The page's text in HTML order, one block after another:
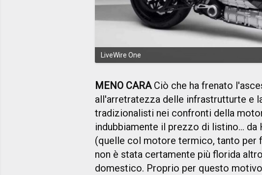
LiveWire One
MENO CARA Ciò che ha frenato
all'arretratezza delle infrastrutturte e
tradizionalisti nei confronti della
indubbiamente il prezzo di listino... da
(quelle col motore termico, tanto per
non è stata certamente più florida
domestico. Proprio per questo